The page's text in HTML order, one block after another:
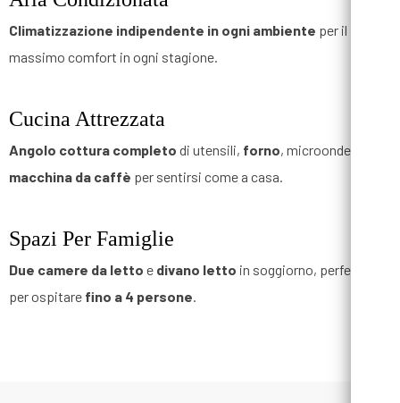
Climatizzazione indipendente in ogni ambiente per il
massimo comfort in ogni stagione.
Cucina Attrezzata
Angolo cottura completo di utensili, forno, microonde e
macchina da caffè per sentirsi come a casa.
Spazi Per Famiglie
Due camere da letto e divano letto in soggiorno, perfetto
per ospitare fino a 4 persone.